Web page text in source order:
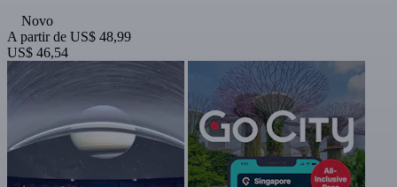
Novo
A partir de US$ 48,99
US$ 46,54